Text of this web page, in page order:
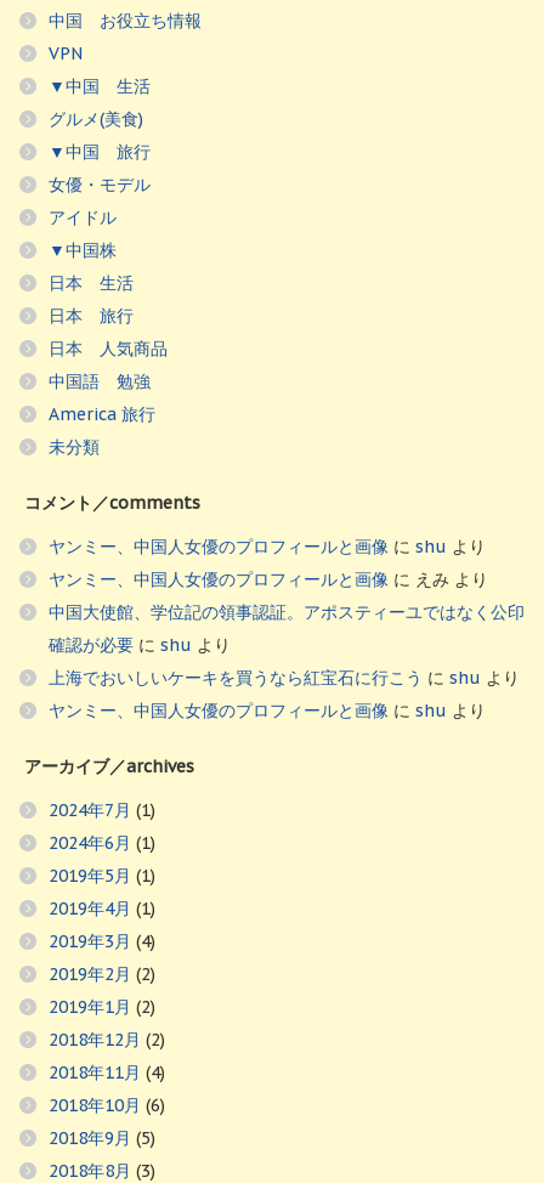
中国 お役立ち情報
VPN
▼中国 生活
グルメ(美食)
▼中国 旅行
女優・モデル
アイドル
▼中国株
日本 生活
日本 旅行
日本 人気商品
中国語 勉強
America 旅行
未分類
コメント／comments
ヤンミー、中国人女優のプロフィールと画像 に shu より
ヤンミー、中国人女優のプロフィールと画像 に えみ より
中国大使館、学位記の領事認証。アポスティーユではなく公印
確認が必要 に shu より
上海でおいしいケーキを買うなら紅宝石に行こう に shu より
ヤンミー、中国人女優のプロフィールと画像 に shu より
アーカイブ／archives
2024年7月 (1)
2024年6月 (1)
2019年5月 (1)
2019年4月 (1)
2019年3月 (4)
2019年2月 (2)
2019年1月 (2)
2018年12月 (2)
2018年11月 (4)
2018年10月 (6)
2018年9月 (5)
2018年8月 (3)